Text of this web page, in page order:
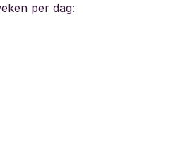
per dag: